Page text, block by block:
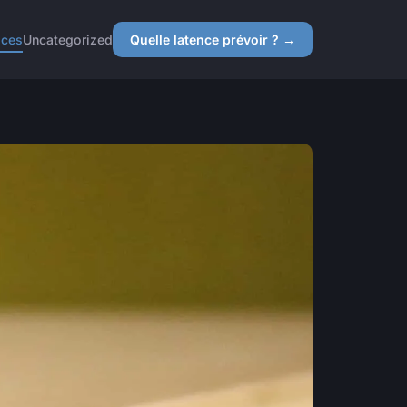
Uncategorized Quelle latence prévoir ? →